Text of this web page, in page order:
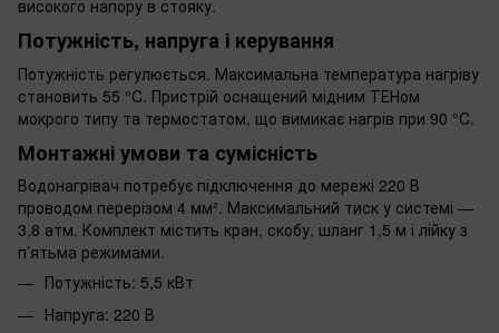
високого напору в стояку.
Потужність, напруга і керування
Потужність регулюється. Максимальна температура нагріву
становить 55 °C. Пристрій оснащений мідним ТЕНом
мокрого типу та термостатом, що вимикає нагрів при 90 °C.
Монтажні умови та сумісність
Водонагрівач потребує підключення до мережі 220 В
проводом перерізом 4 мм². Максимальний тиск у системі —
3,8 атм. Комплект містить кран, скобу, шланг 1,5 м і лійку з
п’ятьма режимами.
Потужність: 5,5 кВт
Напруга: 220 В